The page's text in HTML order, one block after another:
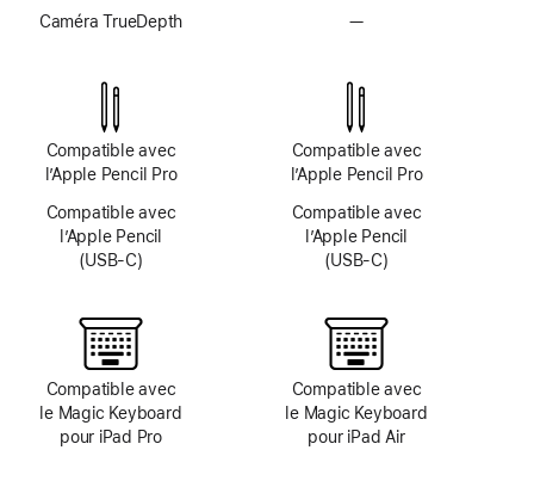
Caméra TrueDepth
Compatible avec
l’Apple Pencil Pro
Compatible avec
l’Apple Pencil
(USB‑C)
Compatible avec
le Magic Keyboard
pour iPad Pro
—Pas
TrueDepth
Compatible avec
l’Apple Pencil Pro
Compatible avec
l’Apple Pencil
(USB‑C)
Compatible avec
le Magic Keyboard
pour iPad Air